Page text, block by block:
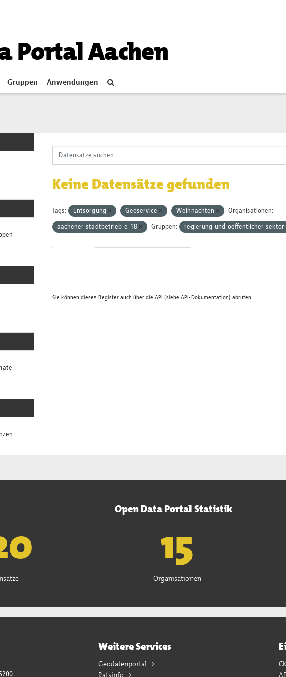
Portal Aachen
Gruppen Anwendungen
Keine Datensätze gefunden
Tags: Entsorgung Geoservice Weihnachten Organisationen:
aachener-stadtbetrieb-e-18 Gruppen: regierung-und-oeffentlicher-sektor
Sie können dieses Register auch über die API (siehe API-Dokumentation) abrufen.
Open Data Portal Statistik
15
Organisationen
Weitere Services
Geodatenportal
Ratsinfo